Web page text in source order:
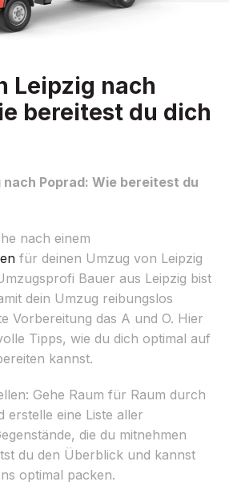
Leipzig nach
bereitest du dich
nach Poprad: Wie bereitest du
nach einem
für deinen Umzug von Leipzig
Bauer aus Leipzig bist
dein Umzug reibungslos
Vorbereitung das A und O. Hier
Tipps, wie du dich optimal auf
kannst.
Gehe Raum für Raum durch
erstelle eine Liste aller
die du mitnehmen
du den Überblick und kannst
optimal packen.